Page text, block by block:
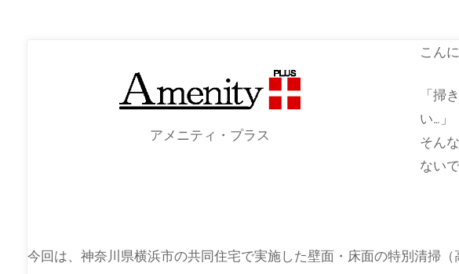
アメニティ・プラス
こん
「掃
い…」
そん
ない
今回は、神奈川県横浜市の共同住宅で実施した壁面・床面の特別清掃（